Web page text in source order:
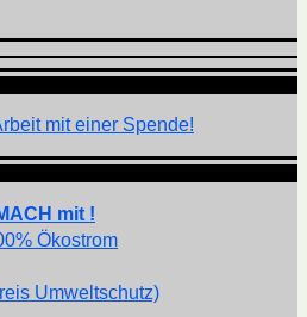
mit einer Spende!
mit !
Ökostrom
Umweltschutz)